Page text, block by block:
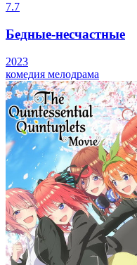
7.7
Бедные-несчастные
2023
комедия мелодрама